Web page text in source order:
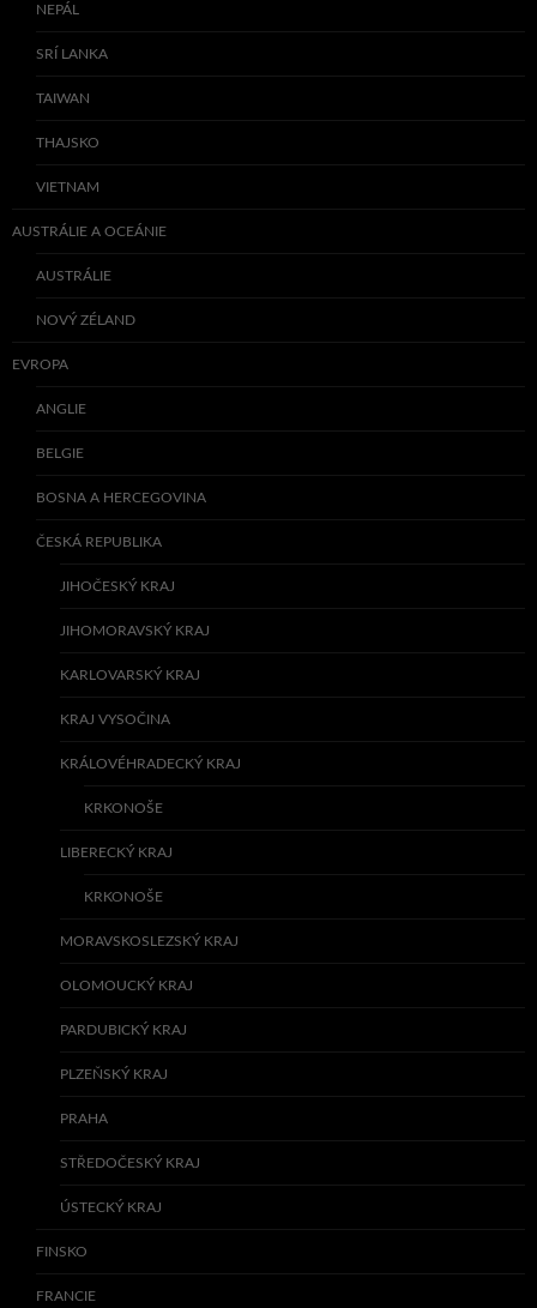
NEPÁL
SRÍ LANKA
TAIWAN
THAJSKO
VIETNAM
AUSTRÁLIE A OCEÁNIE
AUSTRÁLIE
NOVÝ ZÉLAND
EVROPA
ANGLIE
BELGIE
BOSNA A HERCEGOVINA
ČESKÁ REPUBLIKA
JIHOČESKÝ KRAJ
JIHOMORAVSKÝ KRAJ
KARLOVARSKÝ KRAJ
KRAJ VYSOČINA
KRÁLOVÉHRADECKÝ KRAJ
KRKONOŠE
LIBERECKÝ KRAJ
KRKONOŠE
MORAVSKOSLEZSKÝ KRAJ
OLOMOUCKÝ KRAJ
PARDUBICKÝ KRAJ
PLZEŇSKÝ KRAJ
PRAHA
STŘEDOČESKÝ KRAJ
ÚSTECKÝ KRAJ
FINSKO
FRANCIE